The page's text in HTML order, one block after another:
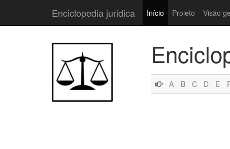
Enciclopedia juridica Início Projeto Visão
A B C D E